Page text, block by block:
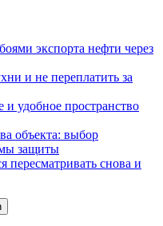
экспорта нефти через
и не переплатить за
и удобное пространство
объекта: выбор
защиты
снова и